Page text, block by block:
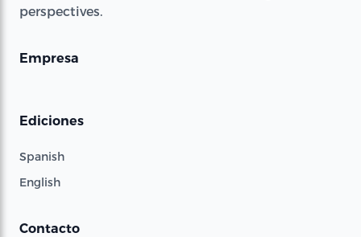
perspectives.
Empresa
Ediciones
Spanish
English
Contacto